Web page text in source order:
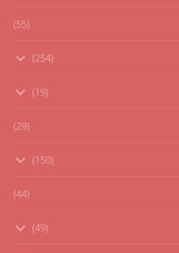
(55)
(254)
(19)
(29)
(150)
(44)
(49)